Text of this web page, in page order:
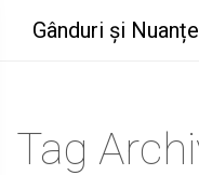
Gânduri și Nuanțe
Tag